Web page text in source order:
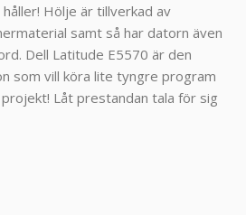
Hölje är tillverkad av
samt så har datorn även
Dell Latitude E5570 är den
som vill köra lite tyngre program
Låt prestandan tala för sig